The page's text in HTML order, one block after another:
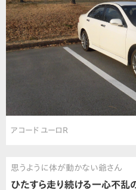
アコード ユーロR
思うように体が動かない爺さん
ひたすら走り続ける一心不乱